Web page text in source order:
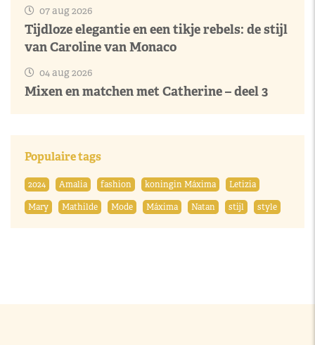
07 aug 2026
Tijdloze elegantie en een tikje rebels: de stijl
van Caroline van Monaco
04 aug 2026
Mixen en matchen met Catherine – deel 3
Populaire tags
2024 Amalia fashion koningin Máxima
Letizia
Mary
Mathilde Mode Máxima Natan stijl style